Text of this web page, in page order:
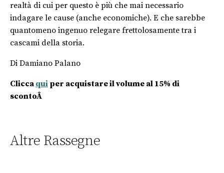
realtà di cui per questo è più che mai necessario
indagare le cause (anche economiche). E che sarebbe
quantomeno ingenuo relegare frettolosamente tra i
cascami della storia.
Di Damiano Palano
Clicca qui per acquistare il volume al 15% di
scontoÂ
Altre Rassegne